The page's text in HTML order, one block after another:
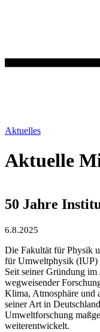
Aktuelles
Aktuelle
50 Jahre
6.8.2025
Die Fakultät für Physik
für Umweltphysik (IUP)
Seit seiner Gründung
wegweisender
Klima, Atmosphäre und
seiner Art in
Umweltforschung
weiterentwickelt.